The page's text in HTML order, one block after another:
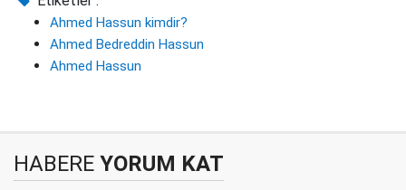
Ahmed Hassun kimdir?
Ahmed Bedreddin Hassun
Ahmed Hassun
HABERE YORUM KAT